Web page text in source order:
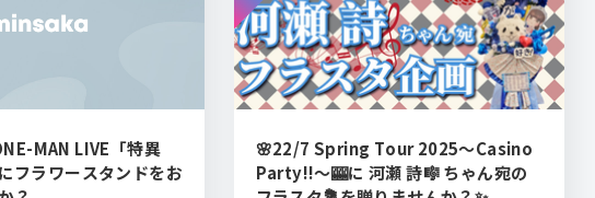
MAN LIVE「特異
フラワースタンドをお
🌸22/7 Spring Tour 2025〜Casino
Party!!〜🎰に 河瀬 詩🎼 ちゃん宛の